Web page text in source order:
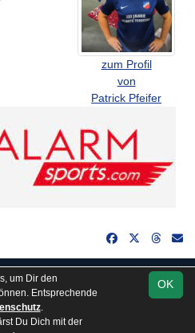
zum Profil
von
Patrick Pfeifer
soccero.de
Impressum
OK
um Dir den
Entsprechende
.
Du Dich mit der